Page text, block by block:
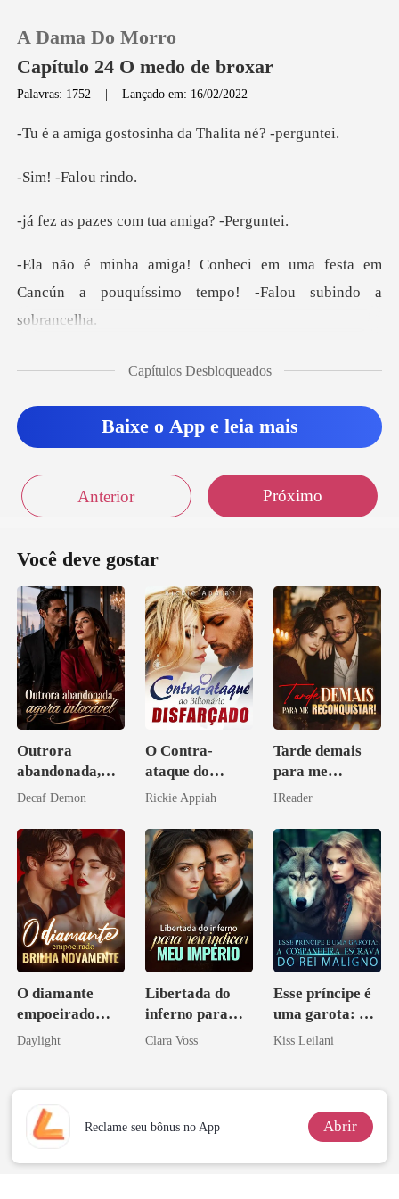
Loja
Histórico
Sair
A Dama Do Morro
Capítulo 24 O medo de broxar
Palavras: 1752 |Lançado em: 16/02/2022
tosinha da Thalit
-Falou
es com tua ami
uma festa em
Cancún a pouquíssimo t
, vocês estavam muito
va sim a
Capítulos Desbloqueados
Baixe o App e leia mais
Anterior Próximo
Você deve gostar
Outrora
abandonada,
agora intocável
Decaf Demon
O Contra-
ataque do
Bilionário
Rickie Appiah
Tarde demais
para me
reconquistar!
IReader
O diamante
empoeirado
brilha
Daylight
Libertada do
inferno para
reivindicar meu
Clara Voss
Esse príncipe é
uma garota: A
companheira
Kiss Leilani
Reclame seu bônus no App Abrir